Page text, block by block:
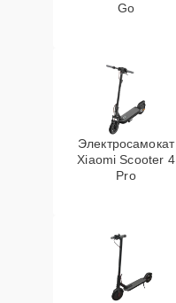
Go
Электросамокат
Xiaomi Scooter 4
Pro